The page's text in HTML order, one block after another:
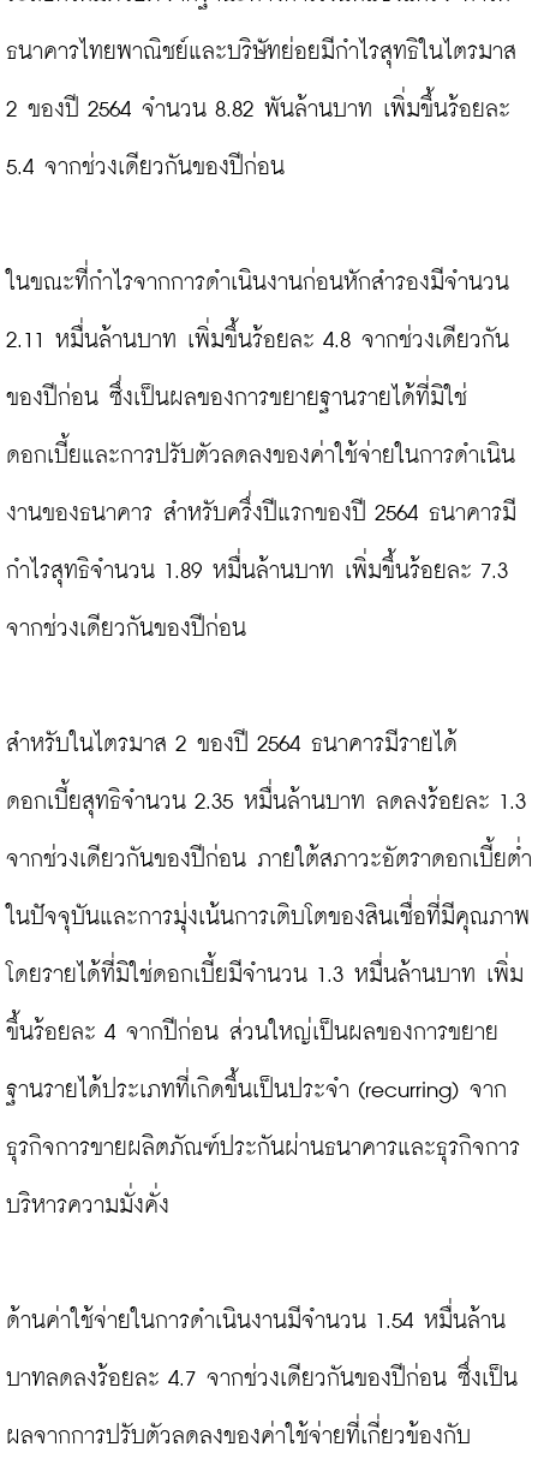
ธนาคารไทยพาณิชย์และบริษัทย่อยมีกำไรสุทธิในไตรมาส
2 ของปี 2564 จำนวน 8.82 พันล้านบาท เพิ่มขึ้นร้อยละ
5.4 จากช่วงเดียวกันของปีก่อน
ในขณะที่กำไรจากการดำเนินงานก่อนหักสำรองมีจำนวน
2.11 หมื่นล้านบาท เพิ่มขึ้นร้อยละ 4.8 จากช่วงเดียวกัน
ของปีก่อน ซึ่งเป็นผลของการขยายฐานรายได้ที่มิใช่
ดอกเบี้ยและการปรับตัวลดลงของค่าใช้จ่ายในการดำเนิน
งานของธนาคาร สำหรับครึ่งปีแรกของปี 2564 ธนาคารมี
กำไรสุทธิจำนวน 1.89 หมื่นล้านบาท เพิ่มขึ้นร้อยละ 7.3
จากช่วงเดียวกันของปีก่อน
สำหรับในไตรมาส 2 ของปี 2564 ธนาคารมีรายได้
ดอกเบี้ยสุทธิจำนวน 2.35 หมื่นล้านบาท ลดลงร้อยละ 1.3
จากช่วงเดียวกันของปีก่อน ภายใต้สภาวะอัตราดอกเบี้ยต่ำ
ในปัจจุบันและการมุ่งเน้นการเติบโตของสินเชื่อที่มีคุณภาพ
โดยรายได้ที่มิใช่ดอกเบี้ยมีจำนวน 1.3 หมื่นล้านบาท เพิ่ม
ขึ้นร้อยละ 4 จากปีก่อน ส่วนใหญ่เป็นผลของการขยาย
ฐานรายได้ประเภทที่เกิดขึ้นเป็นประจำ (recurring) จาก
ธุรกิจการขายผลิตภัณฑ์ประกันผ่านธนาคารและธุรกิจการ
บริหารความมั่งคั่ง
ด้านค่าใช้จ่ายในการดำเนินงานมีจำนวน 1.54 หมื่นล้าน
บาทลดลงร้อยละ 4.7 จากช่วงเดียวกันของปีก่อน ซึ่งเป็น
ผลจากการปรับตัวลดลงของค่าใช้จ่ายที่เกี่ยวข้องกับ